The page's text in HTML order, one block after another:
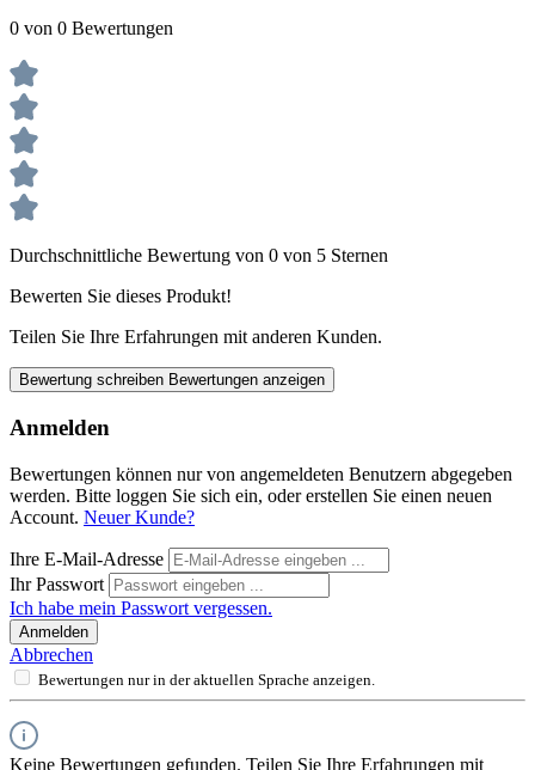
0 von 0 Bewertungen
Durchschnittliche Bewertung von 0 von 5 Sternen
Bewerten Sie dieses Produkt!
Teilen Sie Ihre Erfahrungen mit anderen Kunden.
Bewertung schreiben Bewertungen anzeigen
Anmelden
Bewertungen können nur von angemeldeten Benutzern abgegeben
werden. Bitte loggen Sie sich ein, oder erstellen Sie einen neuen
Account. Neuer Kunde?
Ihre E-Mail-Adresse
Ihr Passwort
Ich habe mein Passwort vergessen.
Anmelden
Abbrechen
Bewertungen nur in der aktuellen Sprache anzeigen.
Keine Bewertungen gefunden. Teilen Sie Ihre Erfahrungen mit